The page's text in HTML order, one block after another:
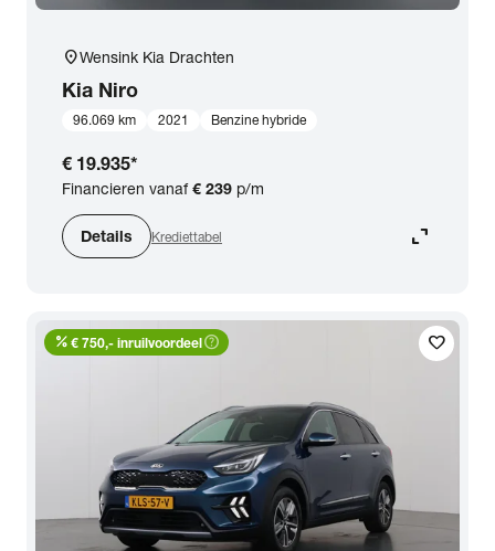
location_onWensink Kia Drachten
Kia Niro
96.069 km 2021 Benzine hybride
€ 19.935*
Financieren vanaf€ 239 p/m
Details Krediettabel expand_content
favorite
percent € 750,- inruilvoordeelhelp_outline